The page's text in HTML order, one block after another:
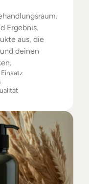
Ergebnis.
aus, die
deinen